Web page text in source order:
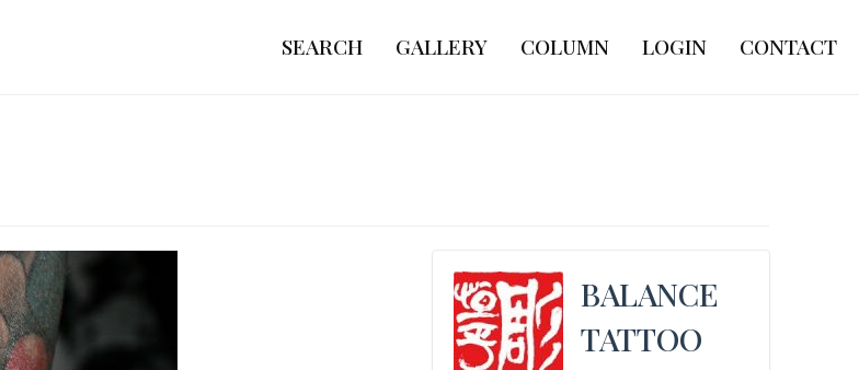
SEARCH GALLERY COLUMN LOGIN CONTACT
BALANCE
TATTOO